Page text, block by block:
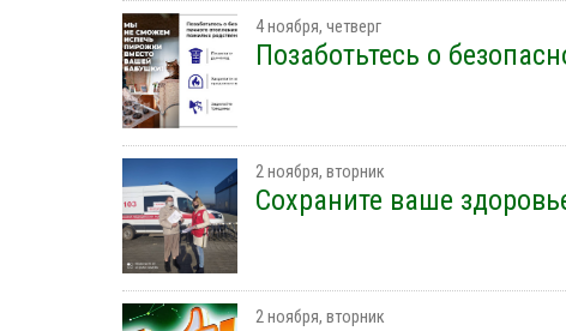
4 ноября, четверг
Позаботьтесь о
2 ноября, вторник
Сохраните ваше
2 ноября, вторник